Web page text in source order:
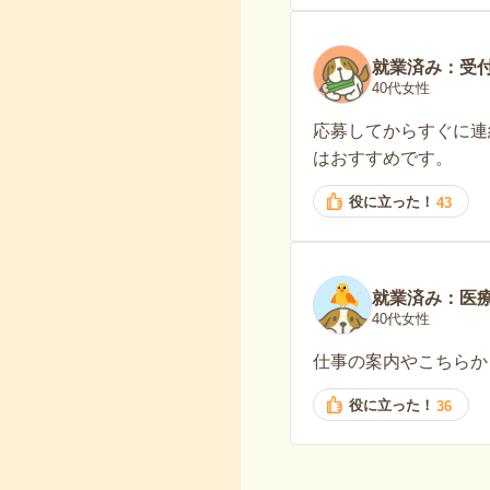
就業済み：受
40代女性
応募してからすぐに
はおすすめです。
役に立った！ 43
就業済み：医
40代女性
仕事の案内やこちら
役に立った！ 36